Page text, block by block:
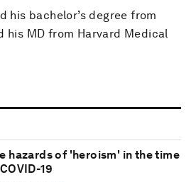
his bachelor’s degree from
his MD from Harvard Medical
hazards of 'heroism' in the time
19